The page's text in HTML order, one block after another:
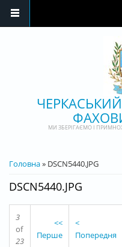
МИ ЗБЕРІГАЄМО І
ВИ Є ТУТ
Головна» DSCN5440.JPG
DSCN5440.JPG
3
of
23
<<
Перше
<
Попередня